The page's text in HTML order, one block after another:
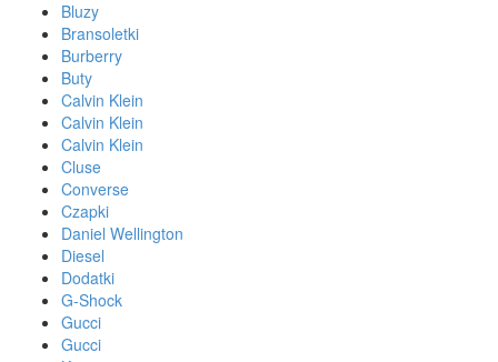
Bluzy
Bransoletki
Burberry
Buty
Calvin Klein
Calvin Klein
Calvin Klein
Cluse
Converse
Czapki
Daniel Wellington
Diesel
Dodatki
G-Shock
Gucci
Gucci